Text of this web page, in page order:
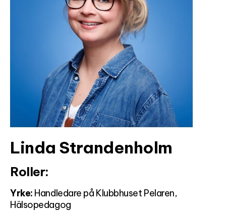
Linda Strandenholm
Roller:
Yrke: Handledare på Klubbhuset Pelaren,
Hälsopedagog